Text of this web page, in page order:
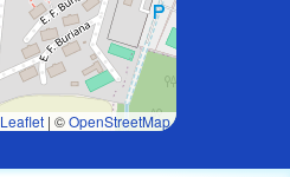
Leaflet | ©OpenStreetMap